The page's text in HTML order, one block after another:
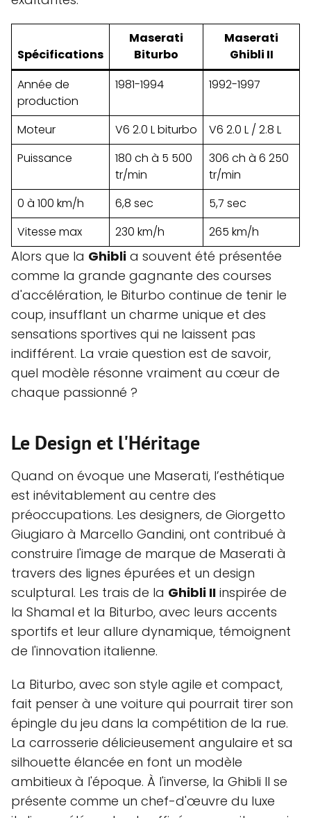
Spécifications
Maserati
Biturbo
Maserati
Ghibli II
Année de
production
1981-1994 1992-1997
Moteur V6 2.0 L biturbo
V6 2.0 L / 2.8 L
Puissance
180 ch à 5 500
tr/min
306 ch à 6 250
tr/min
0 à 100 km/h
6,8 sec
5,7 sec
Vitesse max
230 km/h 265 km/h
Alors que la Ghibli a souvent été présentée
comme la grande gagnante des courses
d'accélération, le Biturbo continue de tenir le
coup, insufflant un charme unique et des
sensations sportives qui ne laissent pas
indifférent. La vraie question est de savoir,
quel modèle résonne vraiment au cœur de
chaque passionné ?
Le Design et l'Héritage
Quand on évoque une Maserati, l’esthétique
est inévitablement au centre des
préoccupations. Les designers, de Giorgetto
Giugiaro à Marcello Gandini, ont contribué à
construire l'image de marque de Maserati à
travers des lignes épurées et un design
sculptural. Les trais de la Ghibli II inspirée de
la Shamal et la Biturbo, avec leurs accents
sportifs et leur allure dynamique, témoignent
de l'innovation italienne.
La Biturbo, avec son style agile et compact,
fait penser à une voiture qui pourrait tirer son
épingle du jeu dans la compétition de la rue.
La carrosserie délicieusement angulaire et sa
silhouette élancée en font un modèle
ambitieux à l'époque. À l'inverse, la Ghibli II se
présente comme un chef-d'œuvre du luxe